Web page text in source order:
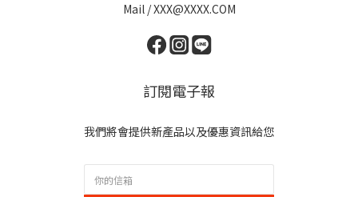
Mail / XXX@XXXX.COM
訂閱電子報
我們將會提供新產品以及優惠資訊給您